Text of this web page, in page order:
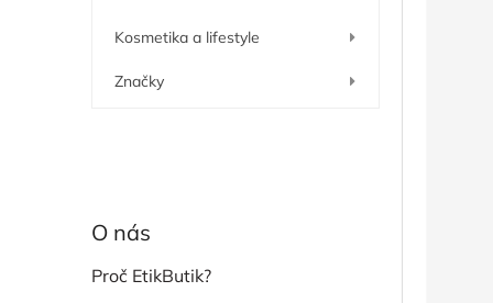
Kosmetika a lifestyle
Značky
O nás
Proč EtikButik?